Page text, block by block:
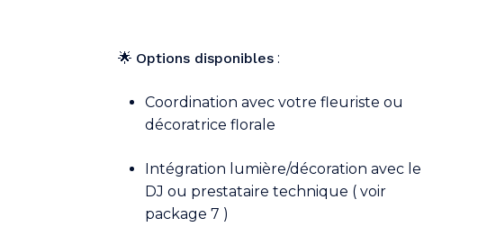
🌟 Options disponibles :
Coordination avec votre fleuriste ou
décoratrice florale
Intégration lumière/décoration avec le
DJ ou prestataire technique ( voir
package 7 )